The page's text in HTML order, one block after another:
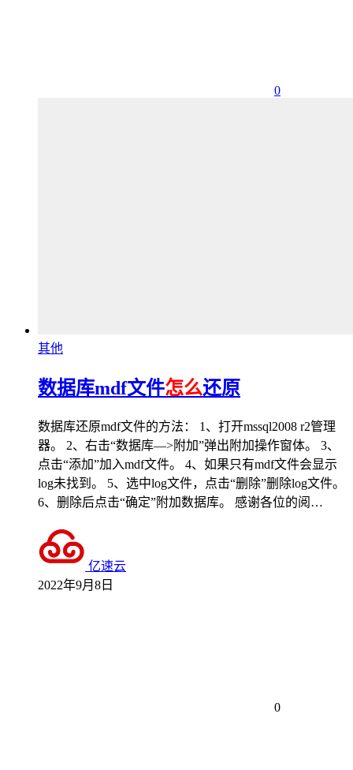
0
其他
数据库mdf文件怎么还原
数据库还原mdf文件的方法： 1、打开mssql2008 r2管理
器。 2、右击“数据库—>附加”弹出附加操作窗体。 3、
点击“添加”加入mdf文件。 4、如果只有mdf文件会显示
log未找到。 5、选中log文件，点击“删除”删除log文件。
6、删除后点击“确定”附加数据库。 感谢各位的阅…
亿速云
2022年9月8日
0